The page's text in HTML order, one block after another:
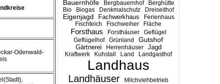
Bauernhöfe Bergbauernhof
Berghütte
Bio
Biogas Denkmalschutz Dreiseithof
Eigenjagd Fachwerkhaus
Ferienhaus
Fischteich
Fischweiher Fläche
Forsthaus Forsthäuser
Geflügel
Geflügelhof
Grünland
Gutshof
Gärtnerei
Herrenhäuser Jagd
Kraftwerk Kuhstall Land Landgasthof
Landhaus
Landhäuser Milchviehbetrieb
Odenwald-